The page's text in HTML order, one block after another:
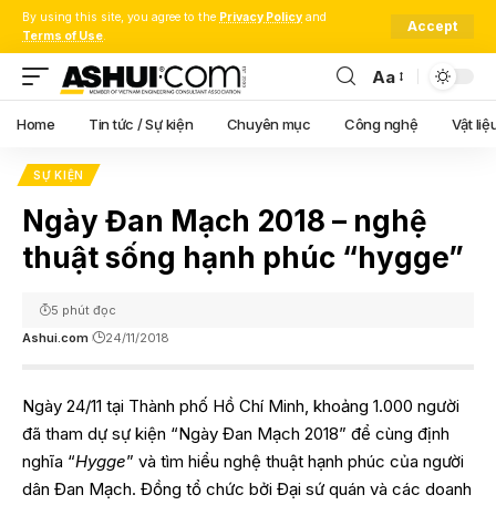
By using this site, you agree to the Privacy Policy and
Terms of Use.
Accept
Font
Resizer
Aa
Home Tin tức / Sự kiện Chuyên mục Công nghệ Vật
SỰ KIỆN
Ngày Đan Mạch 2018 – nghệ
thuật sống hạnh phúc “hygge”
Ashui.com 24/11/2018
5 phút đọc
Ngày 24/11 tại Thành phố Hồ Chí Minh, khoảng 1.000 người
đã tham dự sự kiện “Ngày Đan Mạch 2018” để cùng định
nghĩa “Hygge” và tìm hiểu nghệ thuật hạnh phúc của người
dân Đan Mạch. Đồng tổ chức bởi Đại sứ quán và các doanh